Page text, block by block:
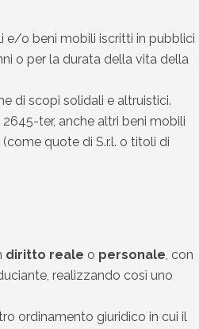
e/o beni mobili iscritti in pubblici
o per la durata della vita della
di scopi solidali e altruistici.
ter, anche altri beni mobili
quote di S.r.l. o titoli di
diritto reale o personale, con
realizzando così uno
ordinamento giuridico in cui il